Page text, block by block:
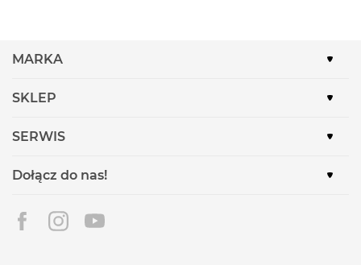
MARKA
SKLEP
SERWIS
Dołącz do nas!